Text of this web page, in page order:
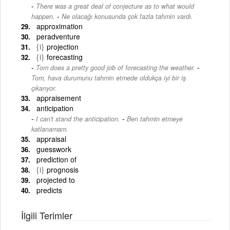
There was a great deal of conjecture as to what would
happen. - Ne olacağı konusunda çok fazla tahmin vardı.
approximation
peradventure
{i} projection
{i} forecasting
Tom does a pretty good job of forecasting the weather. -
Tom, hava durumunu tahmin etmede oldukça iyi bir iş
çıkarıyor.
appraisement
anticipation
I can't stand the anticipation. - Ben tahmin etmeye
katlanamam.
appraisal
guesswork
prediction of
{i} prognosis
projected to
predicts
İlgili Terimler